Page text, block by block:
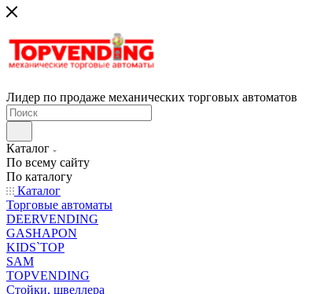
Лидер по продаже механических торговых автоматов
Каталог
По всему сайту
По каталогу
Каталог
Торговые автоматы
DEERVENDING
GASHAPON
KIDS`TOP
SAM
TOPVENDING
Стойки, швеллера